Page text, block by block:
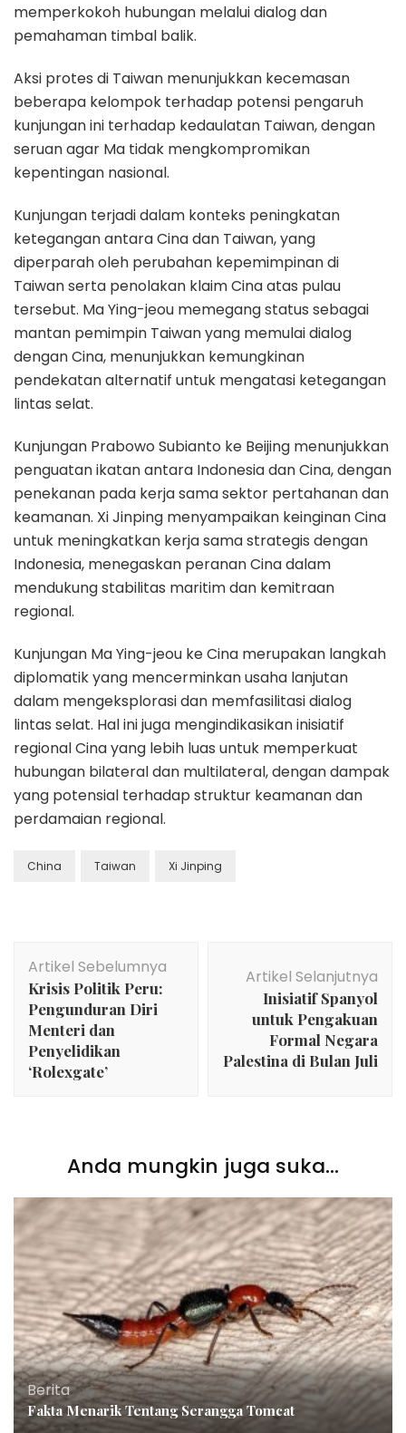
memperkokoh hubungan melalui dialog dan
pemahaman timbal balik.
Aksi protes di Taiwan menunjukkan kecemasan
beberapa kelompok terhadap potensi pengaruh
kunjungan ini terhadap kedaulatan Taiwan, dengan
seruan agar Ma tidak mengkompromikan
kepentingan nasional.
Kunjungan terjadi dalam konteks peningkatan
ketegangan antara Cina dan Taiwan, yang
diperparah oleh perubahan kepemimpinan di
Taiwan serta penolakan klaim Cina atas pulau
tersebut. Ma Ying-jeou memegang status sebagai
mantan pemimpin Taiwan yang memulai dialog
dengan Cina, menunjukkan kemungkinan
pendekatan alternatif untuk mengatasi ketegangan
lintas selat.
Kunjungan Prabowo Subianto ke Beijing menunjukkan
penguatan ikatan antara Indonesia dan Cina, dengan
penekanan pada kerja sama sektor pertahanan dan
keamanan. Xi Jinping menyampaikan keinginan Cina
untuk meningkatkan kerja sama strategis dengan
Indonesia, menegaskan peranan Cina dalam
mendukung stabilitas maritim dan kemitraan
regional.
Kunjungan Ma Ying-jeou ke Cina merupakan langkah
diplomatik yang mencerminkan usaha lanjutan
dalam mengeksplorasi dan memfasilitasi dialog
lintas selat. Hal ini juga mengindikasikan inisiatif
regional Cina yang lebih luas untuk memperkuat
hubungan bilateral dan multilateral, dengan dampak
yang potensial terhadap struktur keamanan dan
perdamaian regional.
China Taiwan Xi Jinping
Artikel
Artikel Sebelumnya
Krisis Politik Peru:
Pengunduran Diri
Menteri dan
Penyelidikan
‘Rolexgate’
Artikel Selanjutnya
Inisiatif Spanyol
untuk Pengakuan
Formal Negara
Palestina di Bulan Juli
Anda mungkin juga suka...
Berita
Fakta Menarik Tentang Serangga Tomcat